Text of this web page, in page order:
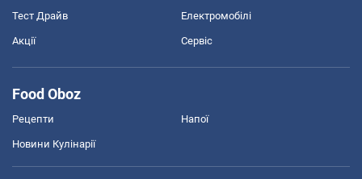
Тест Драйв Електромобілі
Акції Сервіс
Food Oboz
Рецепти Напої
Новини Кулінарії